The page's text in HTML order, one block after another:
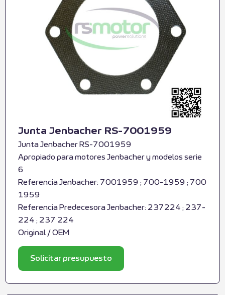
Junta Jenbacher RS-7001959
Junta Jenbacher RS-7001959
Apropiado para motores Jenbacher y modelos serie
6
Referencia Jenbacher: 7001959 ; 700-1959 ; 700
1959
Referencia Predecesora Jenbacher: 237224 ; 237-
224 ; 237 224
Original / OEM
Solicitar presupuesto